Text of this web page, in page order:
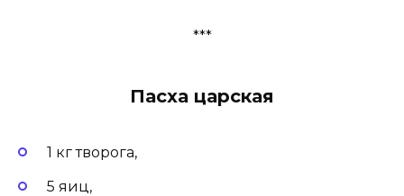
***
Пасха царская
1 кг творога,
5 яиц,